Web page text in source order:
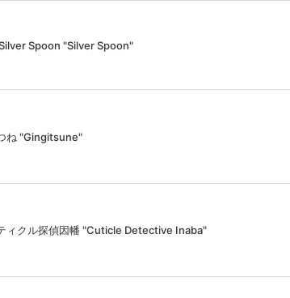
Spoon "Silver Spoon"
ね "Gingitsune"
ィクル探偵因幡 "Cuticle Detective Inaba"